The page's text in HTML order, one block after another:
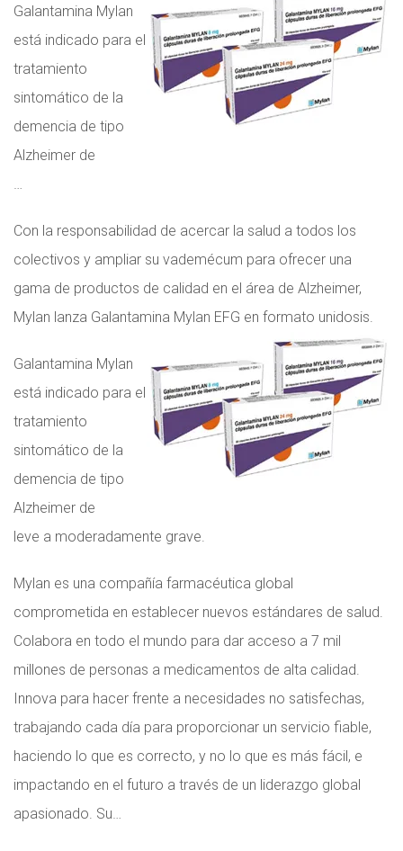
Galantamina Mylan
está indicado para el
tratamiento
sintomático de la
demencia de tipo
Alzheimer de
…
Con la responsabilidad de acercar la salud a todos los
colectivos y ampliar su vademécum para ofrecer una
gama de productos de calidad en el área de Alzheimer,
Mylan lanza Galantamina Mylan EFG en formato unidosis.
Galantamina Mylan
está indicado para el
tratamiento
sintomático de la
demencia de tipo
Alzheimer de
leve a moderadamente grave.
Mylan es una compañía farmacéutica global
comprometida en establecer nuevos estándares de salud.
Colabora en todo el mundo para dar acceso a 7 mil
millones de personas a medicamentos de alta calidad.
Innova para hacer frente a necesidades no satisfechas,
trabajando cada día para proporcionar un servicio fiable,
haciendo lo que es correcto, y no lo que es más fácil, e
impactando en el futuro a través de un liderazgo global
apasionado. Su…